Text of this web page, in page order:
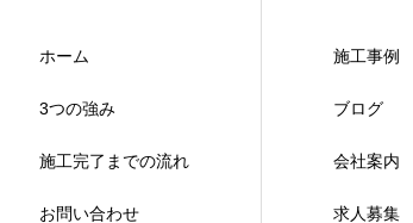
ホーム
3つの強み
施工完了までの流れ
お問い合わせ
施工事例
ブログ
会社案内
求人募集